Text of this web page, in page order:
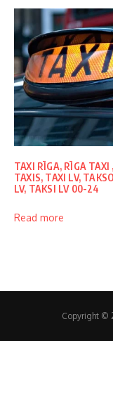
TAXI RĪGA, RĪGA TAXI
TAXIS, TAXI LV,
LV, TAKSI LV 00-24
Read more
Copyright ©